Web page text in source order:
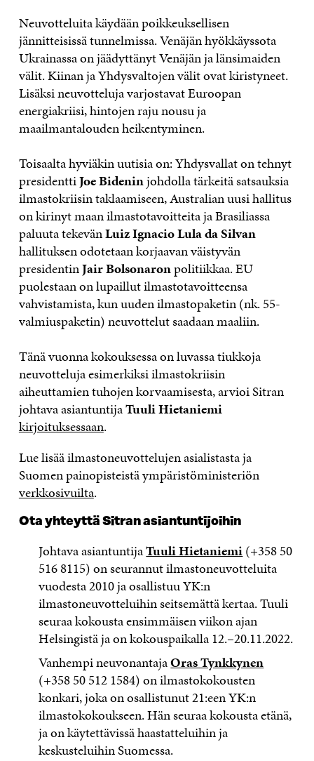
Neuvotteluita käydään poikkeuksellisen
jännitteisissä tunnelmissa. Venäjän hyökkäyssota
Ukrainassa on jäädyttänyt Venäjän ja länsimaiden
välit. Kiinan ja Yhdysvaltojen välit ovat kiristyneet.
Lisäksi neuvotteluja varjostavat Euroopan
energiakriisi, hintojen raju nousu ja
maailmantalouden heikentyminen.
Toisaalta hyviäkin uutisia on: Yhdysvallat on tehnyt
presidenttiJoe Bideninjohdolla tärkeitä satsauksia
ilmastokriisin taklaamiseen, Australian uusi hallitus
on kirinyt maan ilmastotavoitteita ja Brasiliassa
paluuta tekevänLuiz Ignacio Lula da Silvan
hallituksen odotetaan korjaavan väistyvän
presidentinJair Bolsonaronpolitiikkaa. EU
puolestaan on lupaillut ilmastotavoitteensa
vahvistamista, kun uuden ilmastopaketin (nk. 55-
valmiuspaketin) neuvottelut saadaan maaliin.
Tänä vuonna kokouksessa on luvassa tiukkoja
neuvotteluja esimerkiksi ilmastokriisin
aiheuttamien tuhojen korvaamisesta, arvioi Sitran
johtava asiantuntijaTuuli Hietaniemi
kirjoituksessaan.
Lue lisää ilmastoneuvottelujen asialistasta ja
Suomen painopisteistä ympäristöministeriön
verkkosivuilta.
Ota yhteyttä Sitran asiantuntijoihin
Johtava asiantuntijaTuuli Hietaniemi(+358 50
516 8115) on seurannut ilmastoneuvotteluita
vuodesta 2010 ja osallistuu YK:n
ilmastoneuvotteluihin seitsemättä kertaa. Tuuli
seuraa kokousta ensimmäisen viikon ajan
Helsingistä ja on kokouspaikalla 12.–20.11.2022.
Vanhempi neuvonantajaOras Tynkkynen
(+358 50 512 1584) on ilmastokokousten
konkari, joka on osallistunut 21:een YK:n
ilmastokokoukseen. Hän seuraa kokousta etänä,
ja on käytettävissä haastatteluihin ja
keskusteluihin Suomessa.